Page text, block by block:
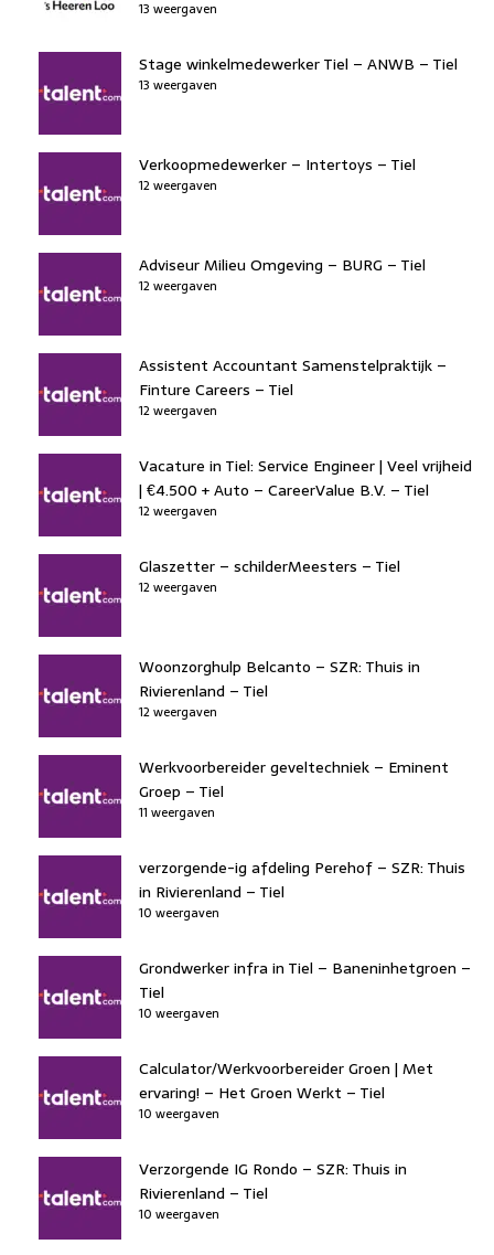
13 weergaven
Stage winkelmedewerker Tiel – ANWB – Tiel
13 weergaven
Verkoopmedewerker – Intertoys – Tiel
12 weergaven
Adviseur Milieu Omgeving – BURG – Tiel
12 weergaven
Assistent Accountant Samenstelpraktijk –
Finture Careers – Tiel
12 weergaven
Vacature in Tiel: Service Engineer | Veel vrijheid
| €4.500 + Auto – CareerValue B.V. – Tiel
12 weergaven
Glaszetter – schilderMeesters – Tiel
12 weergaven
Woonzorghulp Belcanto – SZR: Thuis in
Rivierenland – Tiel
12 weergaven
Werkvoorbereider geveltechniek – Eminent
Groep – Tiel
11 weergaven
verzorgende-ig afdeling Perehof – SZR: Thuis
in Rivierenland – Tiel
10 weergaven
Grondwerker infra in Tiel – Baneninhetgroen –
Tiel
10 weergaven
Calculator/Werkvoorbereider Groen | Met
ervaring! – Het Groen Werkt – Tiel
10 weergaven
Verzorgende IG Rondo – SZR: Thuis in
Rivierenland – Tiel
10 weergaven